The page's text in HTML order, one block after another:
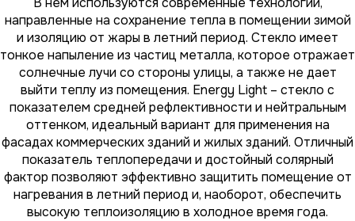
направленные на сохранение тепла в помещении зимой
и изоляцию от жары в летний период. Стекло имеет
тонкое напыление из частиц металла, которое отражает
солнечные лучи со стороны улицы, а также не дает
выйти теплу из помещения. Energy Light – стекло с
показателем средней рефлективности и нейтральным
оттенком, идеальный вариант для применения на
фасадах коммерческих зданий и жилых зданий. Отличный
показатель теплопередачи и достойный солярный
фактор позволяют эффективно защитить помещение от
нагревания в летний период и, наоборот, обеспечить
высокую теплоизоляцию в холодное время года.